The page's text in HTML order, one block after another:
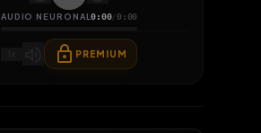
AUDIO NEURONAL0:00/0:00
lock PREMIUM